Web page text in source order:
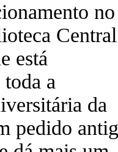
no
está
a
da
pedido